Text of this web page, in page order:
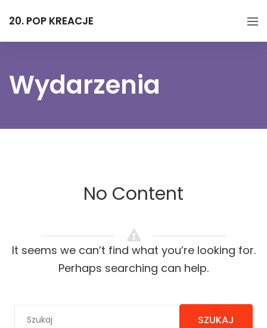
20. POP KREACJE
Wydarzenia
No Content
It seems we can’t find what you’re looking for.
Perhaps searching can help.
SZUKAJ